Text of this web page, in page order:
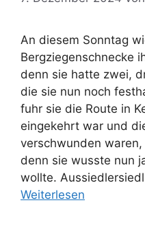
An diesem Sonntag
Bergziegenschnecke
denn sie hatte zwei,
die sie nun noch
fuhr sie die Route in
eingekehrt war und
verschwunden
denn sie wusste nun
wollte.
Weiterlesen